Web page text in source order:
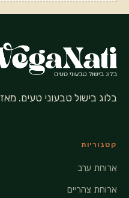
בלוג בישול טבעוני טעים. מאז 2018.
קטגוריות
ארוחת ערב
ארוחת צהריים